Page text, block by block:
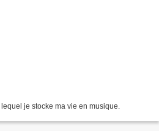
je stocke ma vie en musique.